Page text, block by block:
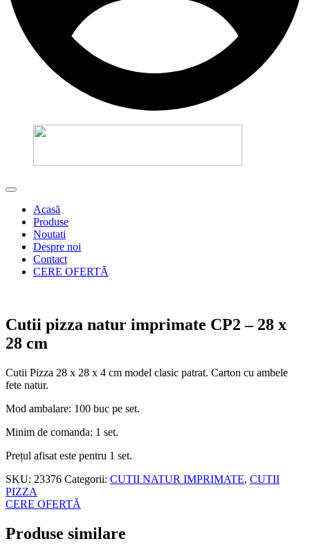
Acasă
Produse
Noutati
Despre noi
Contact
CERE OFERTĂ
Cutii pizza natur imprimate CP2 – 28 x
28 cm
Cutii Pizza 28 x 28 x 4 cm model clasic patrat. Carton cu ambele
fete natur.
Mod ambalare: 100 buc pe set.
Minim de comanda: 1 set.
Prețul afisat este pentru 1 set.
SKU: 23376 Categorii: CUTII NATUR IMPRIMATE, CUTII
PIZZA
CERE OFERTĂ
Produse similare